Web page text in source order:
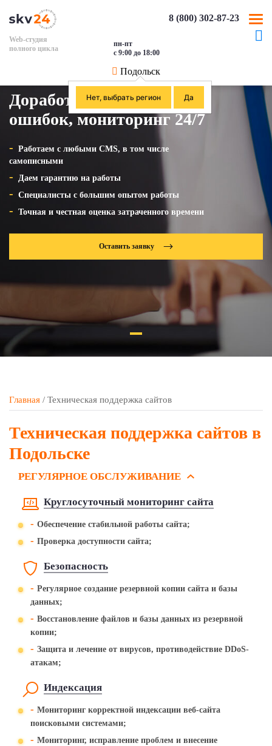
Web-студия
полного цикла
пн-пт
с 9:00 до 18:00
8 (800) 302-87-23
Подольск
Главная / Техническая поддержка сайтов
Техническая поддержка сайтов в
Подольске
Доработка, исправление
ошибок, мониторинг 24/7
Работаем с любыми CMS, в том числе
самописными
Даем гарантию на работы
Специалисты с большим опытом работы
Точная и честная оценка затраченного времени
Оставить заявку
РЕГУЛЯРНОЕ ОБСЛУЖИВАНИЕ
Круглосуточный мониторинг сайта
- Обеспечение стабильной работы сайта;
- Проверка доступности сайта;
Безопасность
- Регулярное создание резервной копии сайта и базы
данных;
- Восстановление файлов и базы данных из резервной
копии;
- Защита и лечение от вирусов, противодействие DDoS-
атакам;
Индексация
- Мониторинг корректной индексации веб-сайта
поисковыми системами;
- Мониторинг, исправление проблем и внесение
Нет, выбрать регион Да